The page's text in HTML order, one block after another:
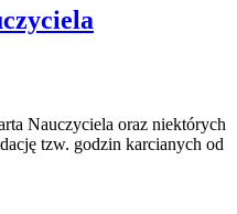
Nauczyciela oraz niektórych
tzw. godzin karcianych od